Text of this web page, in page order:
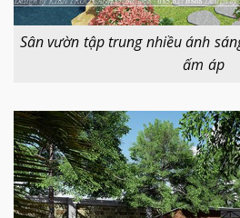
Sân vườn tập trung nhiều ánh
ấm áp